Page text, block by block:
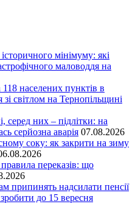
мінімуму: які
маловоддя на
населених пунктів в
зі світлом на Тернопільщині
серед них – підлітки: на
серйозна аварія 07.08.2026
соку: як закрити на зиму
переказів: що
припинять надсилати пенсії
до 15 вересня